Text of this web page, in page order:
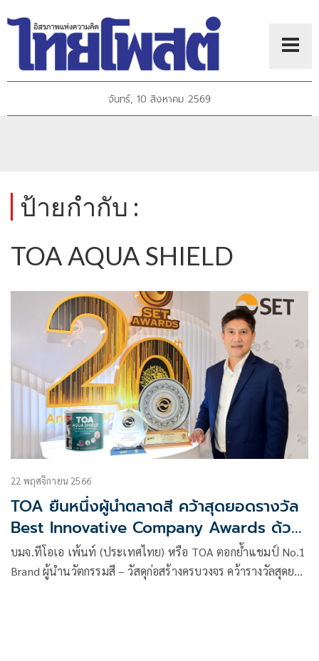
จันทร์, 10 สิงหาคม 2569
ป้ายกำกับ :
TOA AQUA SHIELD
22 พฤศจิกายน 2566
TOA ยืนหนึ่งผู้นำตลาดสี คว้าสุดยอดรางวัล
Best Innovative Company Awards ด้วย
ผลงานนวัตกรรมสีหนึ่งเดียวในไทยและเอเชีย
TOA AQUA SHIELD จากเวที SET Awards
บมจ.ทีโอเอ เพ้นท์ (ประเทศไทย) หรือ TOA ตอกย้ำแชมป์ No.1
Brand ผู้นำนวัตกรรมสี – วัสดุก่อสร้างครบวงจร คว้ารางวัลสุดยอด